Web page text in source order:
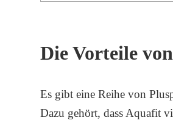
Die Vorteile
Es gibt eine Reihe von
Dazu gehört, dass Aquafit